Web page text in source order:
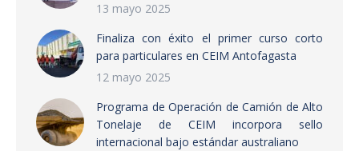
13 mayo 2025
Finaliza con éxito el primer curso corto
para particulares en CEIM Antofagasta
12 mayo 2025
Programa de Operación de Camión de Alto
Tonelaje de CEIM incorpora sello
internacional bajo estándar australiano